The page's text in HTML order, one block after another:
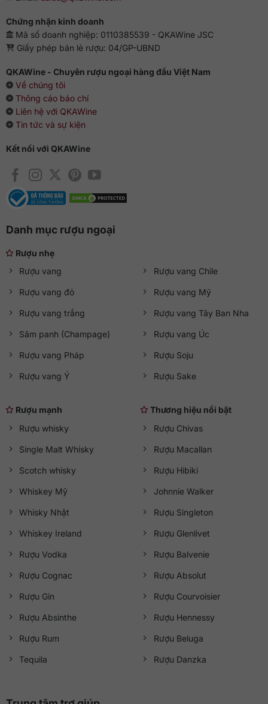
Chứng nhận kinh doanh
Mã số doanh nghiệp: 0110385539 - QKAWine JSC
Giấy phép bán lẻ rượu: 04/GP-UBND
QKAWine - Chuyên rượu ngoại hàng đầu Việt Nam
Về chúng tôi
Thông cáo báo chí
Liên hệ với QKAWine
Tin tức và sự kiện
Kết nối với QKAWine
Danh mục rượu ngoại
Rượu nhẹ
Rượu vang
Rượu vang đỏ
Rượu vang trắng
Sâm panh (Champage)
Rượu vang Pháp
Rượu vang Ý
Rượu vang Chile
Rượu vang Mỹ
Rượu vang Tây Ban Nha
Rượu vang Úc
Rượu Soju
Rượu Sake
Rượu mạnh
Rượu whisky
Single Malt Whisky
Scotch whisky
Whiskey Mỹ
Whisky Nhật
Whiskey Ireland
Rượu Vodka
Rượu Cognac
Rượu Gin
Rượu Absinthe
Rượu Rum
Tequila
Thương hiệu nổi bật
Rượu Chivas
Rượu Macallan
Rượu Hibiki
Johnnie Walker
Rượu Singleton
Rượu Glenlivet
Rượu Balvenie
Rượu Absolut
Rượu Courvoisier
Rượu Hennessy
Rượu Beluga
Rượu Danzka